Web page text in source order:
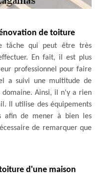
de toiture
tâche qui peut être très
En fait, il est plus
professionnel pour faire
a suivi une multitude de
Ainsi, il n'y a rien
Il utilise des équipements
afin de mener à bien les
de remarquer que
d'une maison